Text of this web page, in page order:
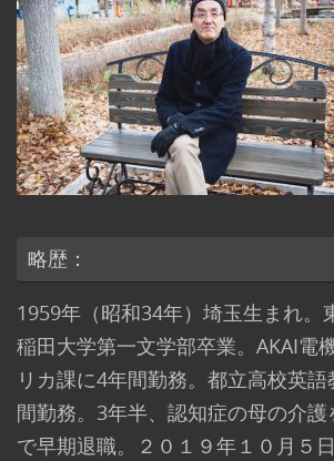
略歴：
1959年（昭和34年）埼玉生まれ。
稲田大学第一文学部卒業。AKAI電
リカ課に4年間勤務。都立高校英
間勤務。3年半、認知症の母の介
で早期退職。２０１９年１０月５